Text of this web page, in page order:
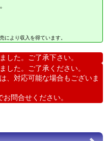
により収入を得ています。
した。ご了承下さい。
した。ご了承ください。
、対応可能な場合もございま
お問合せください。